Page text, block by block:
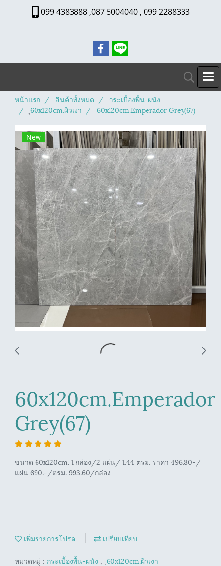
099 4383888 ,087 5004040 , 099 2288333
หน้าแรก สินค้าทั้งหมด
กระเบื้องพื้น-ผนัง
ุ60x120cm.ผิวเงา
60x120cm.Emperador Grey(67)
New
60x120cm.Emperador
Grey(67)
ขนาด 60x120cm. 1 กล่อง/2 แผ่น/ 1.44 ตรม. ราคา 496.80-/
แผ่น 690.-/ตรม. 993.60/กล่อง
เพิ่มรายการโปรด เปรียบเทียบ
หมวดหมู่ : กระเบื้องพื้น-ผนัง , ุ60x120cm.ผิวเงา